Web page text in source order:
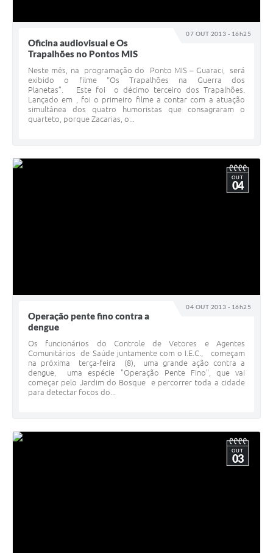
07 OUT 2013 - 16h25
Oficina audiovisual e Os
Trapalhões no Pontos MIS
Neste mês, na programação do Ponto MIS – Guaraci, será
exibido o filme “Os Trapalhões na Guerra dos
Planetas”. Este foi o décimo terceiro dos Trapalhões.
Lançado em , foi o primeiro filme a contar com a atuação
simultânea dos quatro humoristas que consagraram o
quarteto, porque Zacarias, o...
04 OUT 2013 - 16h25
OUT
04
Operação pente fino contra a
dengue
Os funcionários do Controle de Vetores e Agentes
Comunitários de Saúde juntamente com o I.E.C., começam
na próxima terça-feira (8), uma grande ação contra a
dengue, uma espécie "Operação Pente Fino", que vai
começar pelo Jardim do Bosque e percorrer toda a cidade
para detectar focos do...
OUT
03